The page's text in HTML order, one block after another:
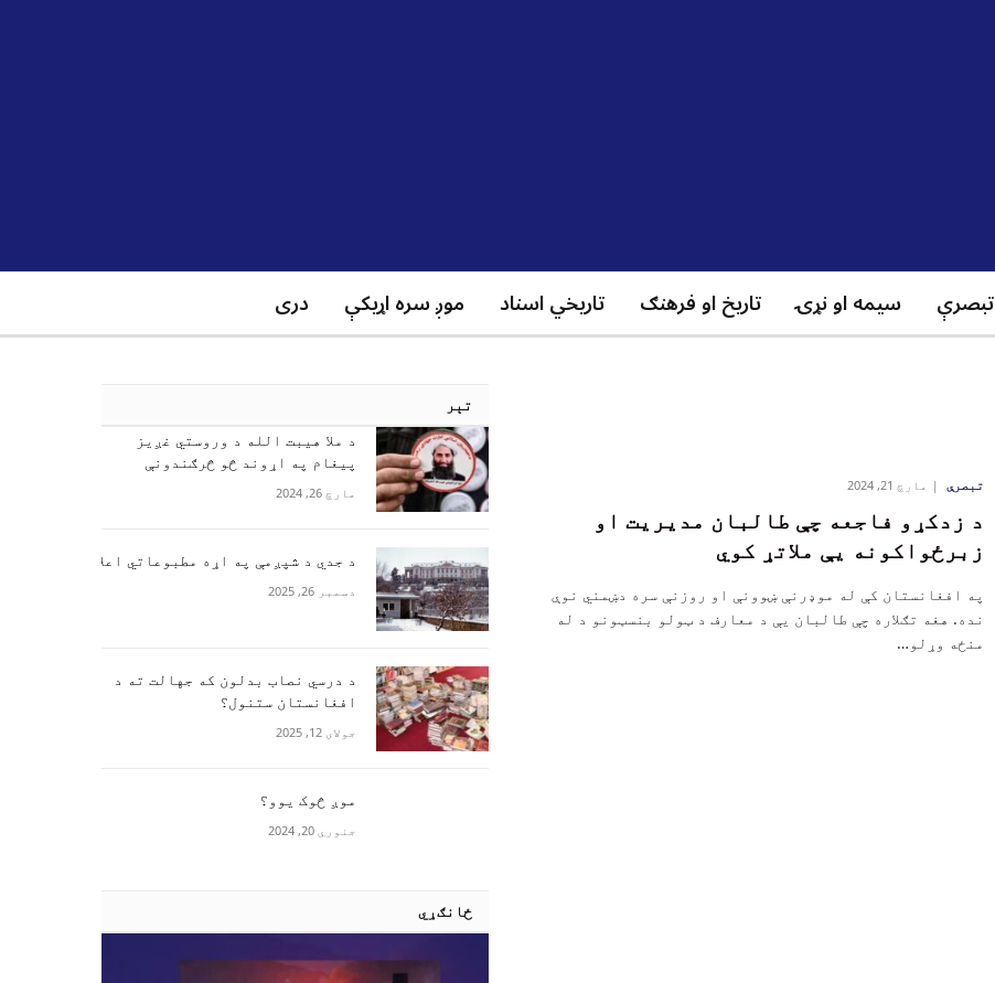
تبصرې سیمه او نړۍ تاریخ او فرهنګ تاریخي اسناد موږ سره اړیکې دری
تبصرې مارچ 21, 2024
د زدکړو فاجعه چې طالبان مدیریت او
زبرځواکونه یې ملاتړ کوي
په افغانستان کې له موډرنې ښوونې او روزنې سره دښمني نوې
نده. هغه تګلاره چې طالبان یې د معارف د ټولو بنسټونو د له
منځه وړلو…
تېر
د ملا هیبت الله د وروستي غږیز
پیغام په اړوند څو څرګندونې
مارچ 26, 2024
د جدي د شپږمې په اړه مطبوعاتي اعلامیه
دسمبر 26, 2025
د درسي نصاب بدلون که جهالت ته د
افغانستان ستنول؟
جولای 12, 2025
موږ څوک یوو؟
جنوري 20, 2024
ځانګړي